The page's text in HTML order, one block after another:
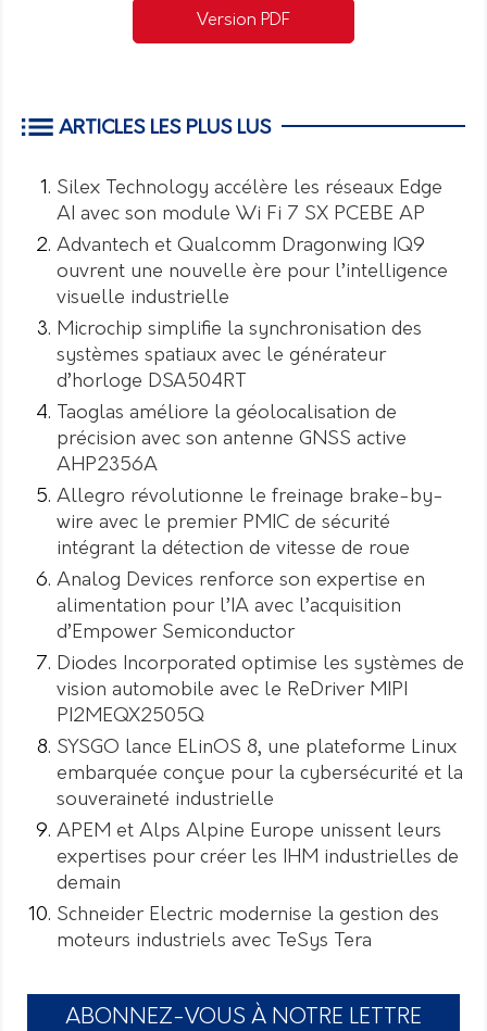
Version PDF
ARTICLES LES PLUS LUS
Silex Technology accélère les réseaux Edge
AI avec son module Wi Fi 7 SX PCEBE AP
Advantech et Qualcomm Dragonwing IQ9
ouvrent une nouvelle ère pour l’intelligence
visuelle industrielle
Microchip simplifie la synchronisation des
systèmes spatiaux avec le générateur
d’horloge DSA504RT
Taoglas améliore la géolocalisation de
précision avec son antenne GNSS active
AHP2356A
Allegro révolutionne le freinage brake-by-
wire avec le premier PMIC de sécurité
intégrant la détection de vitesse de roue
Analog Devices renforce son expertise en
alimentation pour l’IA avec l’acquisition
d’Empower Semiconductor
Diodes Incorporated optimise les systèmes de
vision automobile avec le ReDriver MIPI
PI2MEQX2505Q
SYSGO lance ELinOS 8, une plateforme Linux
embarquée conçue pour la cybersécurité et la
souveraineté industrielle
APEM et Alps Alpine Europe unissent leurs
expertises pour créer les IHM industrielles de
demain
Schneider Electric modernise la gestion des
moteurs industriels avec TeSys Tera
ABONNEZ-VOUS À NOTRE LETTRE